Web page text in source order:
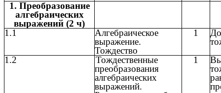
1. Преобразование
алгебраических
выражений (2 ч)
1.1
Алгебраическое
выражение.
Тождество
1
1.2
Тождественные
преобразования
алгебраических
выражений.
1